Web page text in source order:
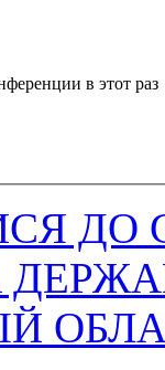
в этот раз
ДО